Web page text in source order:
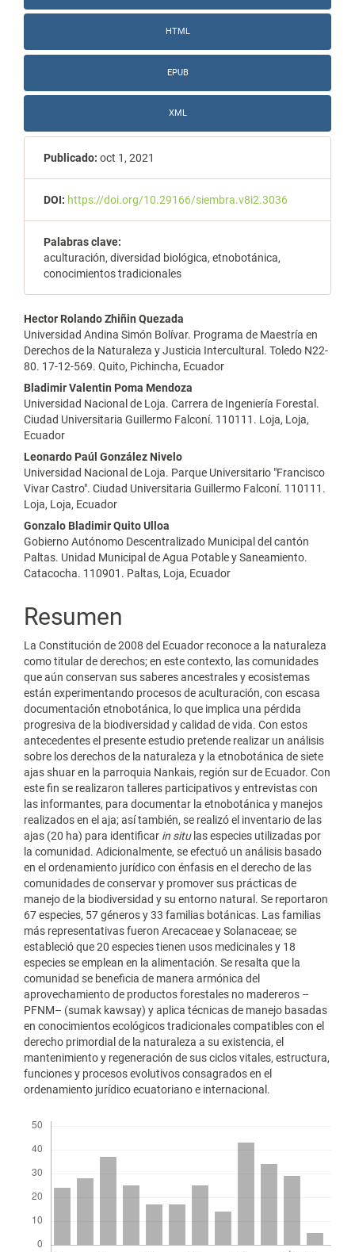
HTML
EPUB
XML
Publicado: oct 1, 2021
DOI: https://doi.org/10.29166/siembra.v8i2.3036
Palabras clave:
aculturación, diversidad biológica, etnobotánica,
conocimientos tradicionales
Contenido
principal
del
artículo
Hector Rolando Zhiñin Quezada
Universidad Andina Simón Bolívar. Programa de Maestría en
Derechos de la Naturaleza y Justicia Intercultural. Toledo N22-
80. 17-12-569. Quito, Pichincha, Ecuador
Bladimir Valentin Poma Mendoza
Universidad Nacional de Loja. Carrera de Ingeniería Forestal.
Ciudad Universitaria Guillermo Falconí. 110111. Loja, Loja,
Ecuador
Leonardo Paúl González Nivelo
Universidad Nacional de Loja. Parque Universitario "Francisco
Vivar Castro". Ciudad Universitaria Guillermo Falconí. 110111.
Loja, Loja, Ecuador
Gonzalo Bladimir Quito Ulloa
Gobierno Autónomo Descentralizado Municipal del cantón
Paltas. Unidad Municipal de Agua Potable y Saneamiento.
Catacocha. 110901. Paltas, Loja, Ecuador
Resumen
La Constitución de 2008 del Ecuador reconoce a la naturaleza
como titular de derechos; en este contexto, las comunidades
que aún conservan sus saberes ancestrales y ecosistemas
están experimentando procesos de aculturación, con escasa
documentación etnobotánica, lo que implica una pérdida
progresiva de la biodiversidad y calidad de vida. Con estos
antecedentes el presente estudio pretende realizar un análisis
sobre los derechos de la naturaleza y la etnobotánica de siete
ajas shuar en la parroquia Nankais, región sur de Ecuador. Con
este fin se realizaron talleres participativos y entrevistas con
las informantes, para documentar la etnobotánica y manejos
realizados en el aja; así también, se realizó el inventario de las
ajas (20 ha) para identificar in situlas especies utilizadas por
la comunidad. Adicionalmente, se efectuó un análisis basado
en el ordenamiento jurídico con énfasis en el derecho de las
comunidades de conservar y promover sus prácticas de
manejo de la biodiversidad y su entorno natural. Se reportaron
67 especies, 57 géneros y 33 familias botánicas. Las familias
más representativas fueron Arecaceae y Solanaceae; se
estableció que 20 especies tienen usos medicinales y 18
especies se emplean en la alimentación. Se resalta que la
comunidad se beneficia de manera armónica del
aprovechamiento de productos forestales no madereros –
PFNM– (sumak kawsay) y aplica técnicas de manejo basadas
en conocimientos ecológicos tradicionales compatibles con el
derecho primordial de la naturaleza a su existencia, el
mantenimiento y regeneración de sus ciclos vitales, estructura,
funciones y procesos evolutivos consagrados en el
ordenamiento jurídico ecuatoriano e internacional.